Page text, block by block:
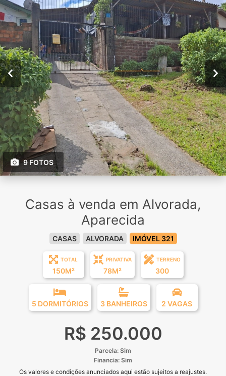
9 FOTOS
Casas à venda em Alvorada,
Aparecida
CASAS ALVORADA IMÓVEL 321
TOTAL
150M²
PRIVATIVA
78M²
TERRENO
300
5 DORMITÓRIOS 3 BANHEIROS 2 VAGAS
R$ 250.000
Parcela: Sim
Financia: Sim
Os valores e condições anunciados aqui estão sujeitos a reajustes.